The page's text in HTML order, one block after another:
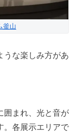
釜山
うな楽しみ方があ
囲まれ、光と音が
。各展示エリアで